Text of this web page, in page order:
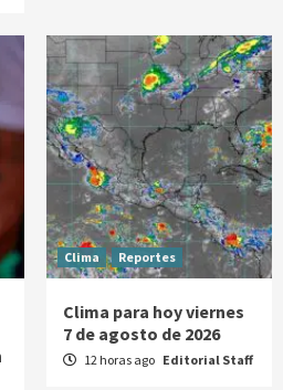
Clima Reportes
Clima para hoy viernes
7 de agosto de 2026
12 horas ago Editorial Staff